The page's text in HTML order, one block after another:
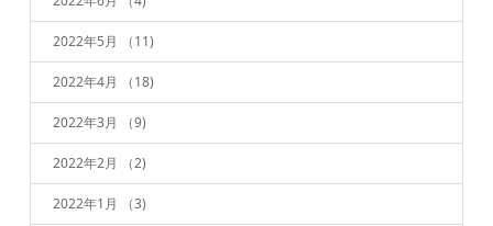
2022年5月 （11)
2022年4月 （18)
2022年3月 （9)
2022年2月 （2)
2022年1月 （3)